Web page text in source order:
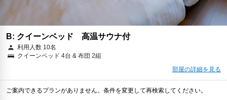
B: クイーンベッド 高温サウナ付
利用人数 10名
クイーンベッド 4台 & 布団 2組
部屋の詳細を見る
ご案内できるプランがありません。条件を変更して再検索してください。